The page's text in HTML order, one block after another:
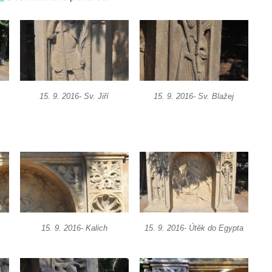
15. 9. 2016- Sv. Jiří 15. 9. 2016- Sv. Blažej
15. 9. 2016- Kalich 15. 9. 2016- Útěk do Egypta